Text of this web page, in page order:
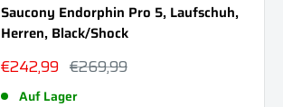
Saucony Endorphin Pro 5, Laufschuh,
Herren, Black/Shock
Sonderpreis
€242,99 Normalpreis
€269,99
Auf Lager